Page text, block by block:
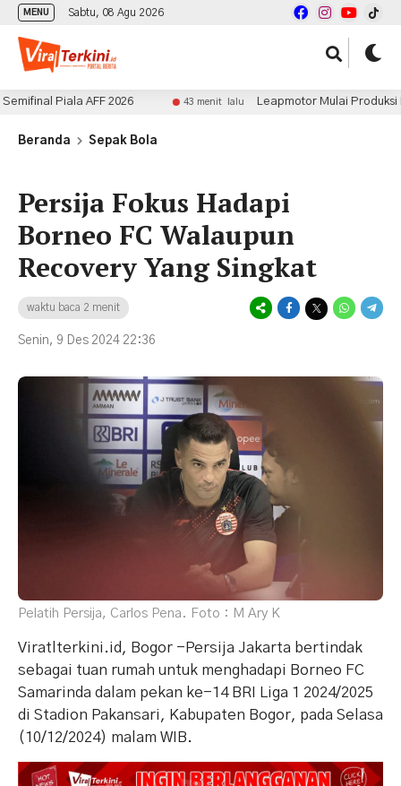
MENU Sabtu, 08 Agu 2026
Piala AFF 2026 43 menit lalu Leapmotor Mulai Produksi Lokal
Beranda Sepak Bola
Persija Fokus Hadapi
Borneo FC Walaupun
Recovery Yang Singkat
waktu baca 2 menit
Senin, 9 Des 2024 22:36
Pelatih Persija, Carlos Pena. Foto : M Ary K
Viratlterkini.id, Bogor -Persija Jakarta bertindak
sebagai tuan rumah untuk menghadapi Borneo FC
Samarinda dalam pekan ke-14 BRI Liga 1 2024/2025
di Stadion Pakansari, Kabupaten Bogor, pada Selasa
(10/12/2024) malam WIB.